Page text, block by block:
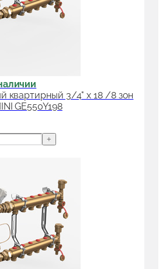
квартирный 3/4" x 18 /8 зон
GE550Y198
+